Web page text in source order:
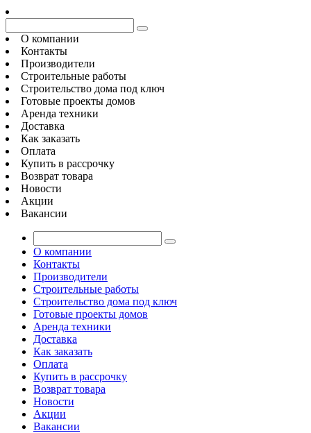
О компании
Контакты
Производители
Строительные работы
Строительство дома под ключ
Готовые проекты домов
Аренда техники
Доставка
Как заказать
Оплата
Купить в рассрочку
Возврат товара
Новости
Акции
Вакансии
О компании
Контакты
Производители
Строительные работы
Строительство дома под ключ
Готовые проекты домов
Аренда техники
Доставка
Как заказать
Оплата
Купить в рассрочку
Возврат товара
Новости
Акции
Вакансии